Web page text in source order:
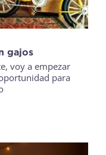
gajos
voy a empezar
para